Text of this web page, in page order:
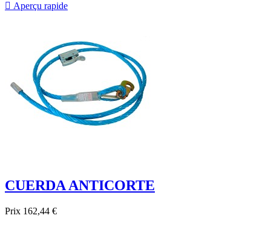
 Aperçu rapide
CUERDA ANTICORTE
Prix 162,44 €